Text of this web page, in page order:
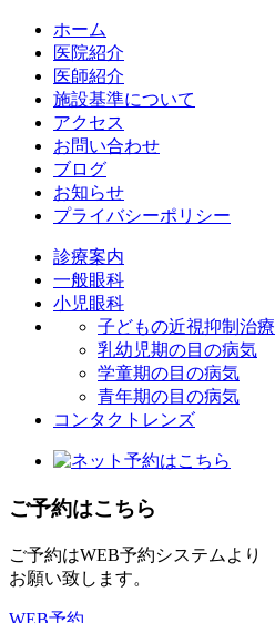
ホーム
医院紹介
医師紹介
施設基準について
アクセス
お問い合わせ
ブログ
お知らせ
プライバシーポリシー
診療案内
一般眼科
小児眼科
子どもの近視抑制治療
乳幼児期の目の病気
学童期の目の病気
青年期の目の病気
コンタクトレンズ
ご予約はこちら
ご予約はWEB予約システムより
お願い致します。
WEB予約